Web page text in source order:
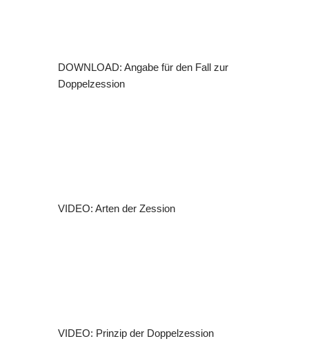
DOWNLOAD: Angabe für den Fall zur
Doppelzession
VIDEO: Arten der Zession
VIDEO: Prinzip der Doppelzession